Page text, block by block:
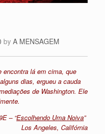
by A MENSAGEM
encontra lá em cima, que
dias, ergueu a cauda
de Washington. Ele
– “Escolhendo Uma Noiva”
Los Angeles, Califórnia